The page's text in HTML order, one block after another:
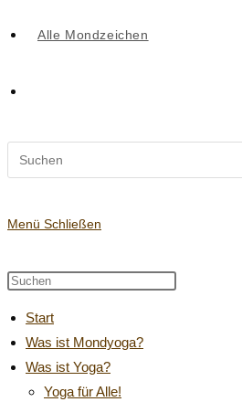
Alle Mondzeichen
Suche
Website
durchsuchen
Menü Schließen
Diese
durchsuchen
Start
Was ist Mondyoga?
Was ist Yoga?
Yoga für Alle!